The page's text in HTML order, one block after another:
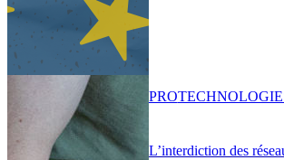
L’interdiction des
PRO